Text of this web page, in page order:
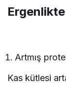
Artmış
Kas kütlesi